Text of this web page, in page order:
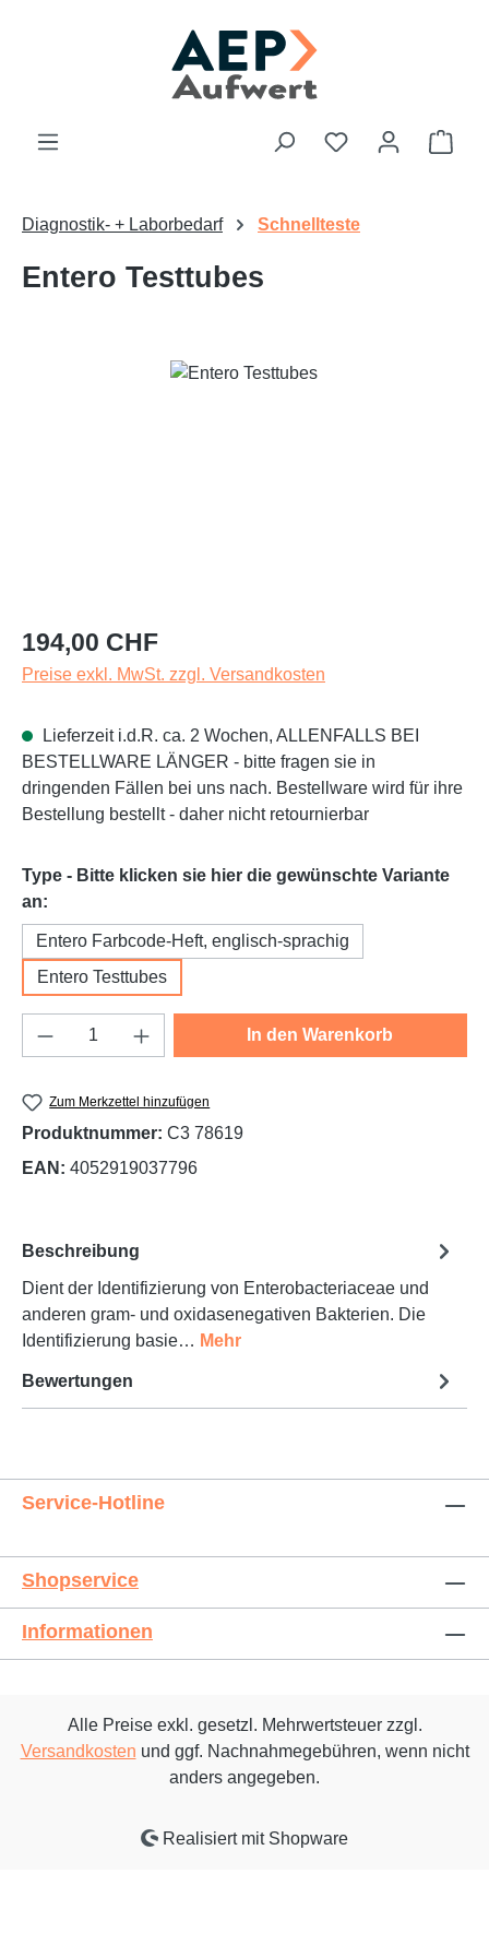
Du hast 0
Diagnostik- + Laborbedarf Schnellteste
Entero Testtubes
Bildergalerie überspringen
Regulärer Preis:
194,00 CHF
Preise exkl. MwSt. zzgl. Versandkosten
Lieferzeit i.d.R. ca. 2 Wochen, ALLENFALLS BEI
BESTELLWARE LÄNGER - bitte fragen sie in
dringenden Fällen bei uns nach. Bestellware wird für ihre
Bestellung bestellt - daher nicht retournierbar
Type - Bitte klicken sie hier die gewünschte Variante
an:
Entero Farbcode-Heft, englisch-sprachig
Entero Testtubes
Produkt Anzahl: Gib den gewünschten
In den Warenkorb
Zum Merkzettel hinzufügen
Produktnummer: C3 78619
EAN: 4052919037796
Beschreibung
Dient der Identifizierung von Enterobacteriaceae und
anderen gram- und oxidasenegativen Bakterien. Die
Identifizierung basie… Mehr
Bewertungen
Service-Hotline
Shopservice
Informationen
Alle Preise exkl. gesetzl. Mehrwertsteuer zzgl.
Versandkosten und ggf. Nachnahmegebühren, wenn nicht
anders angegeben.
Realisiert mit Shopware